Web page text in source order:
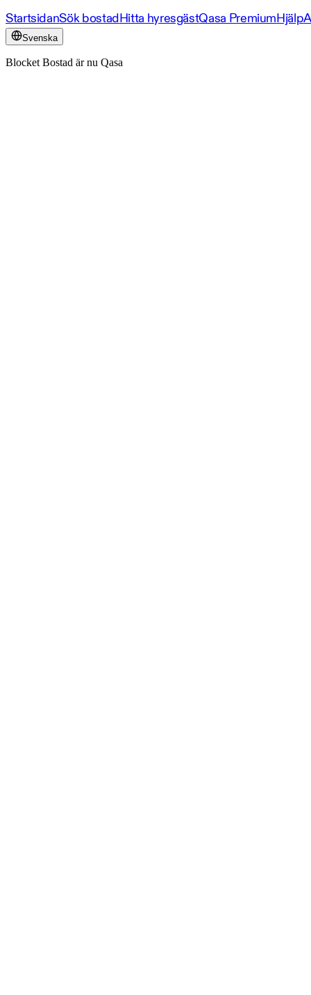
StartsidanSök bostadHitta hyresgästQasa PremiumHjälp
Svenska
Blocket Bostad är nu Qasa